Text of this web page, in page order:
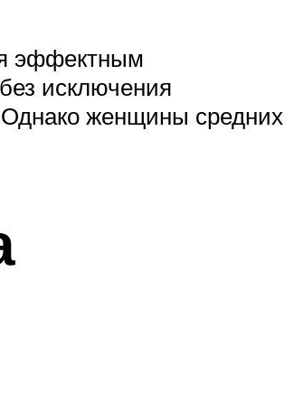
эффектным
исключения
женщины средних